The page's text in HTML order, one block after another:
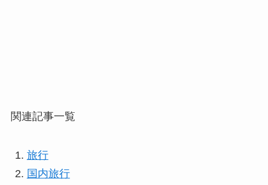
関連記事一覧
旅行
国内旅行